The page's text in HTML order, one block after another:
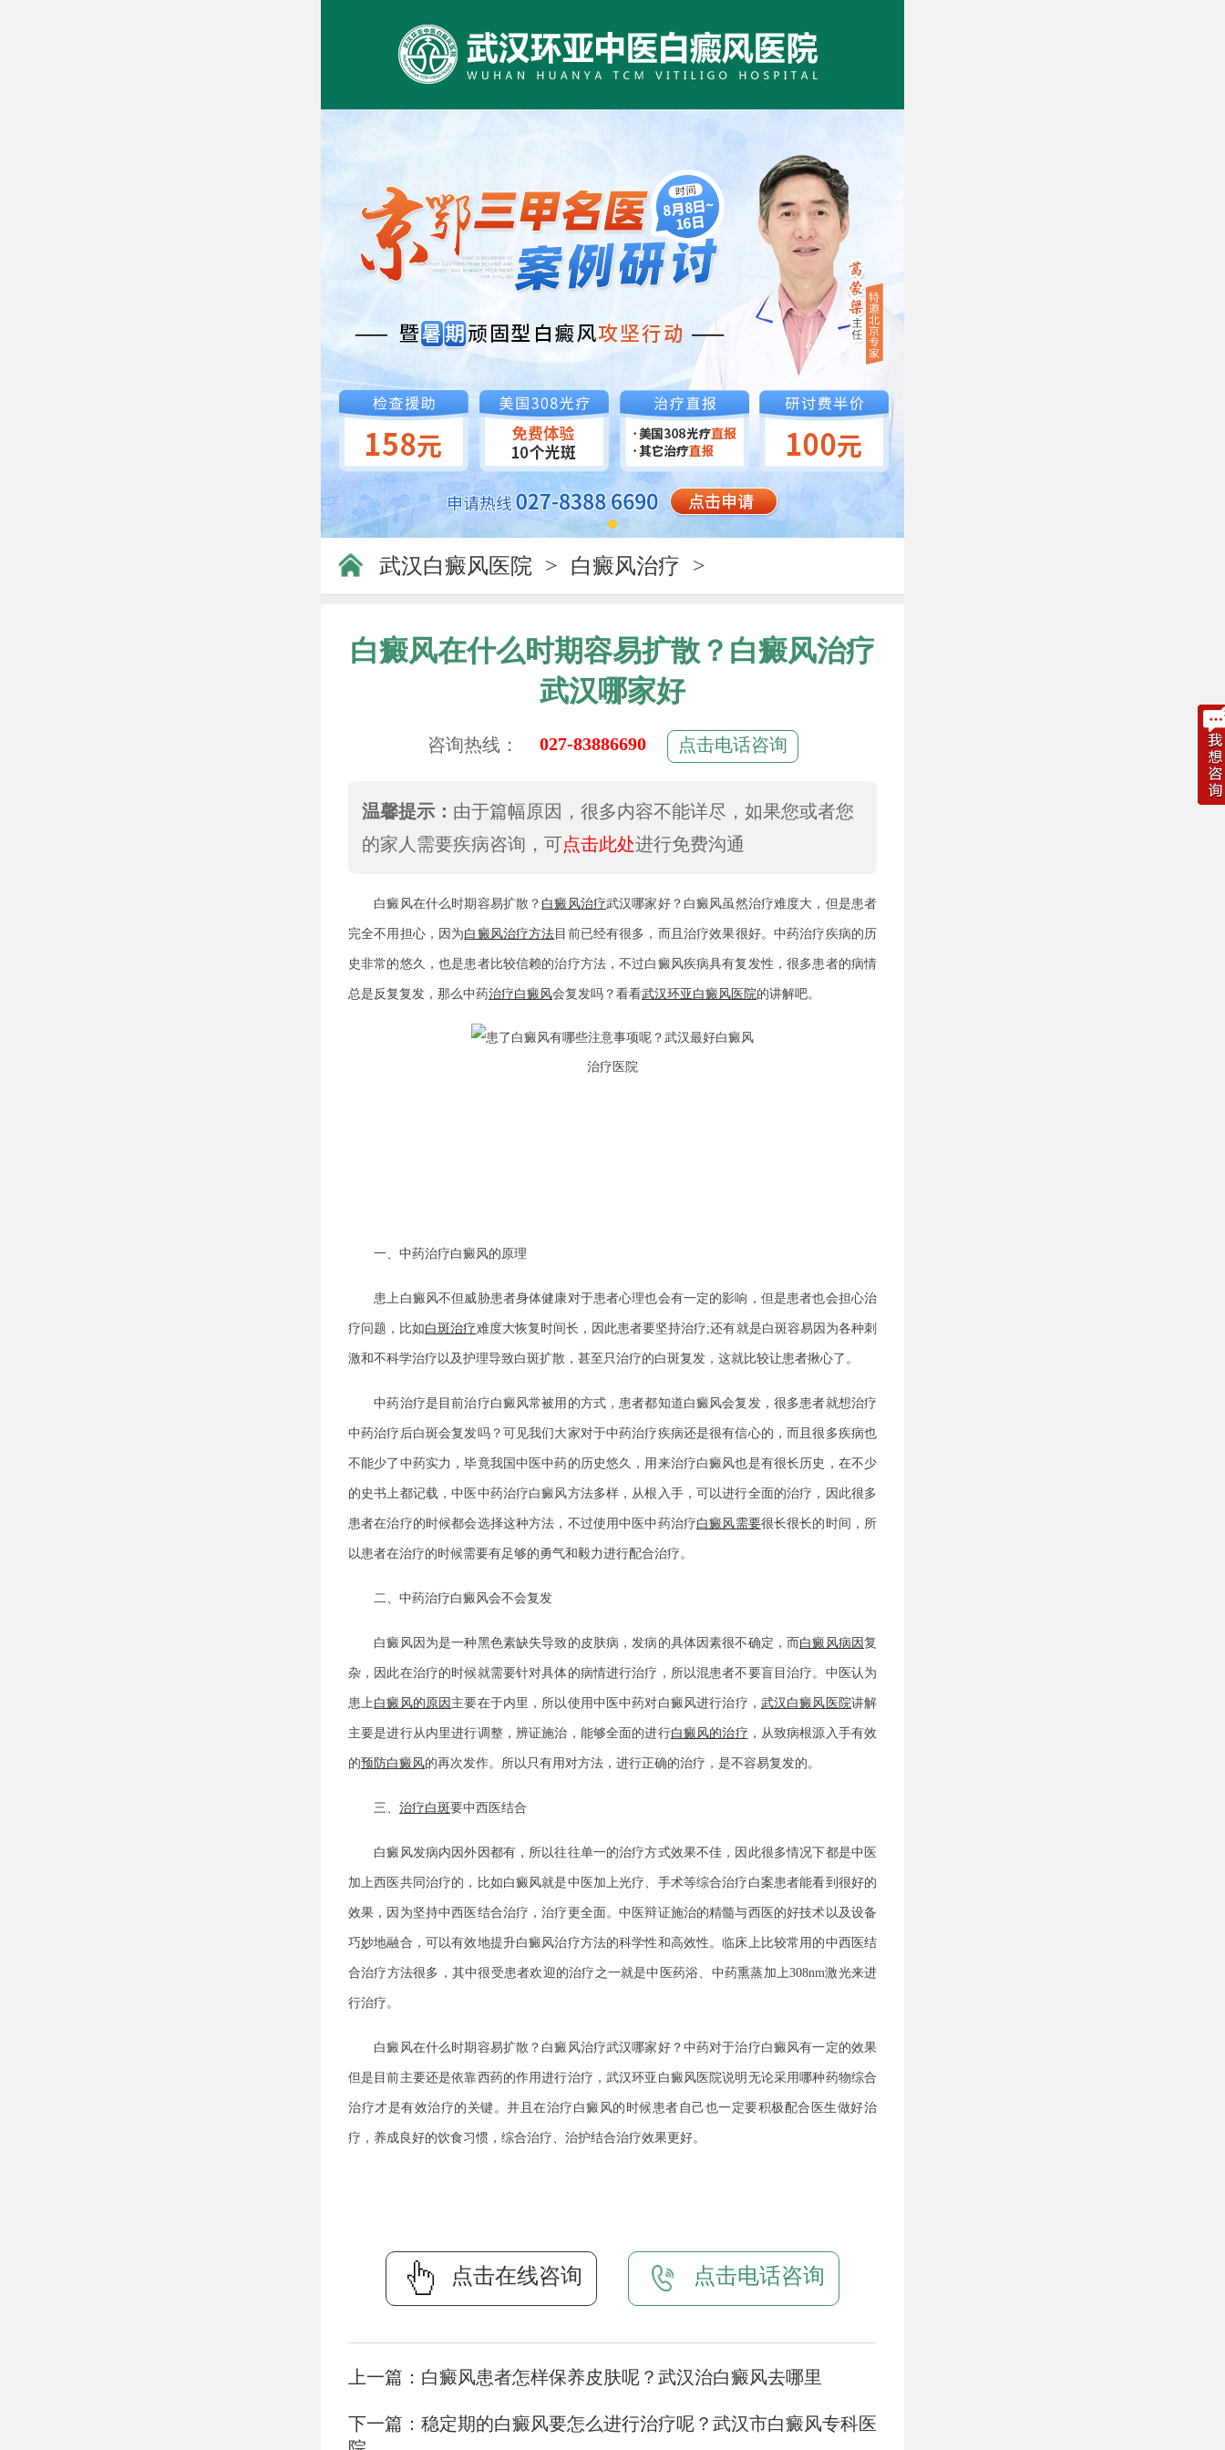
武汉白癜风医院 > 白癜风治疗 >
白癜风在什么时期容易扩散？白癜风治疗
武汉哪家好
咨询热线： 027-83886690 点击电话咨询
温馨提示： 由于篇幅原因，很多内容不能详尽，如果您或者您
的家人需要疾病咨询，可点击此处进行免费沟通
白癜风在什么时期容易扩散？ 白癜风治疗武汉哪家好？白癜风虽然治疗难度大，但是患者
完全不用担心，因为白癜风治疗方法 目前已经有很多，而且治疗效果很好。中药治疗疾病的历
史非常的悠久，也是患者比较信赖的治疗方法，不过白癜风疾病具有复发性，很多患者的病情
总是反复复发，那么中药治疗白癜风会复发吗？看看武汉环亚白癜风医院的讲解吧。
一、中药治疗白癜风的原理
患上白癜风不但威胁患者身体健康对于患者心理也会有一定的影响，但是患者也会担心治
疗问题，比如白斑治疗难度大恢复时间长，因此患者要坚持治疗;还有就是白斑容易因为各种刺
激和不科学治疗以及护理导致白斑扩散，甚至只治疗的白斑复发，这就比较让患者揪心了。
中药治疗是目前治疗白癜风常被用的方式，患者都知道白癜风会复发，很多患者就想治疗
中药治疗后白斑会复发吗？可见我们大家对于中药治疗疾病还是很有信心的，而且很多疾病也
不能少了中药实力，毕竟我国中医中药的历史悠久，用来治疗白癜风也是有很长历史，在不少
的史书上都记载，中医中药治疗白癜风方法多样，从根入手，可以进行全面的治疗，因此很多
患者在治疗的时候都会选择这种方法，不过使用中医中药治疗白癜风需要很长很长的时间，所
以患者在治疗的时候需要有足够的勇气和毅力进行配合治疗。
二、中药治疗白癜风会不会复发
白癜风因为是一种黑色素缺失导致的皮肤病，发病的具体因素很不确定，而 白癜风病因复
杂，因此在治疗的时候就需要针对具体的病情进行治疗，所以混患者不要盲目治疗。中医认为
患上白癜风的原因 主要在于内里，所以使用中医中药对白癜风进行治疗， 武汉白癜风医院讲解
主要是进行从内里进行调整，辨证施治，能够全面的进行白癜风的治疗 ，从致病根源入手有效
的预防白癜风的再次发作。所以只有用对方法，进行正确的治疗，是不容易复发的。
三、 治疗白斑要中西医结合
白癜风发病内因外因都有，所以往往单一的治疗方式效果不佳，因此很多情况下都是中医
加上西医共同治疗的，比如白癜风就是中医加上光疗、手术等综合治疗白案患者能看到很好的
效果，因为坚持中西医结合治疗，治疗更全面。中医辩证施治的精髓与西医的好技术以及设备
巧妙地融合，可以有效地提升白癜风治疗方法的科学性和高效性。临床上比较常用的中西医结
合治疗方法很多，其中很受患者欢迎的治疗之一就是中医药浴、中药熏蒸加上308nm激光来进
行治疗。
白癜风在什么时期容易扩散？白癜风治疗武汉哪家好？中药对于治疗白癜风有一定的效果
但是目前主要还是依靠西药的作用进行治疗，武汉环亚白癜风医院说明无论采用哪种药物综合
治疗才是有效治疗的关键。并且在治疗白癜风的时候患者自己也一定要积极配合医生做好治
疗，养成良好的饮食习惯，综合治疗、治护结合治疗效果更好。
点击在线咨询 点击电话咨询
上一篇： 白癜风患者怎样保养皮肤呢？武汉治白癜风去哪里
下一篇： 稳定期的白癜风要怎么进行治疗呢？武汉市白癜风专科医